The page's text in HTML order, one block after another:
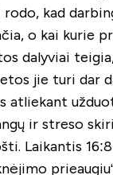
kad
o kai kurie
dalyviai
jie turi dar
atliekant
ir streso
Laikantis